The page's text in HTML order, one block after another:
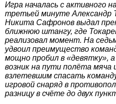
Игра началась с активного
третьей минуте Александр
Никита Сафронов выдал
ближнюю штангу, где
реализовал момент. На
удвоил преимущество
мощно пробил в «девятку»,
возник на пути полёта мяча
взлетевшим спасать
игровой снаряд в
разницу в счёте до двух